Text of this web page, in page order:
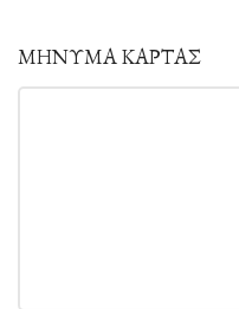
ΜΗΝΥΜΑ ΚΑΡΤΑΣ